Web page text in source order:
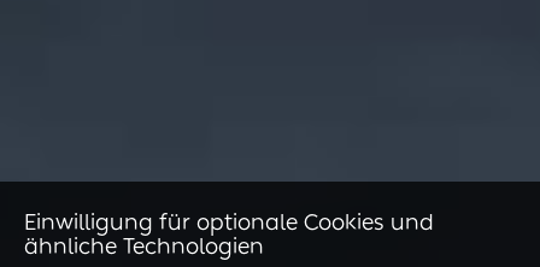
Einwilligung für optionale Cookies und
ähnliche Technologien